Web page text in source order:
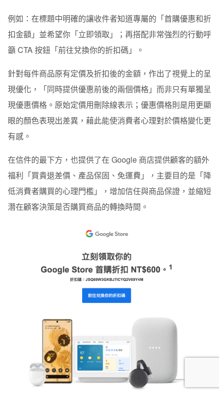
例如：在標題中明確的讓收件者知道專屬的「首購優惠和折
扣金額」並希望你「立即領取」；再搭配非常強烈的行動呼
籲 CTA 按鈕「前往兌換你的折扣碼」。
針對每件商品原有定價及折扣後的金額，作出了視覺上的呈
現優化，「同時提供優惠前後的兩個價格」而非只有單獨呈
現優惠價格。原始定價用刪除線表示；優惠價格則是用更顯
眼的顏色表現出差異，藉此能使消費者心理對於價格變化更
有感。
在信件的最下方，也提供了在 Google 商店提供顧客的額外
福利「買貴退差價、產品保固、免運費」，主要目的是「降
低消費者購買的心理門檻」，增加信任與商品保證，並縮短
潛在顧客決策是否購買商品的轉換時間。